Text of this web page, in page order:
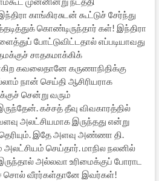
காங்கிரசுடன் கூட்டுச் சேர்ந்து
கொண்டிருந்தார் கள்! இந்திரா
போட்டுவிட்டதால் எப்படியாவது
சாதகமாக்கிக்
கவலைதானே கருணாநிதிக்கு
நான் செய்தி ஆசிரியராக
சென்று வரும்
கச்சத் தீவு விவகாரத்தில்
அலட்சியமாக இருந்தது என்று
இதே அளவு அண்ணா தி.
அலட்சியம் செய்தார். மாநில நலனில்
அல்லவா உரிமைக்குப் போராட
சொல் வீரர்கள்தானே இவர்கள்!